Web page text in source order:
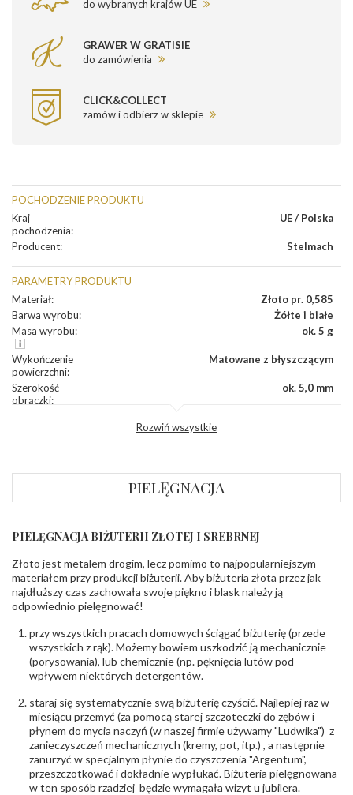
do wybranych krajów UE
GRAWER W GRATISIE
do zamówienia
CLICK&COLLECT
zamów i odbierz w sklepie
POCHODZENIE PRODUKTU
Kraj
pochodzenia:
UE / Polska
Producent: Stelmach
PARAMETRY PRODUKTU
Materiał:
Złoto pr. 0,585
Barwa wyrobu:
Żółte i białe
Masa wyrobu: ok. 5 g
Wykończenie
powierzchni:
Matowane z błyszczącym
Szerokość
obrączki:
ok. 5,0 mm
INNE PARAMETRY
Producent
odpowiedzialny:
PZ Stelmach Sp. z o.o. ul. Północna 22 45-805
Opole; NIP 7542889545; Tel. +48 77 54 90 100;
biuro@stelmach.pl
Bezpieczeństwo
ostrzeżenia:
Nie nadaje się dla dzieci w wieku poniżej 3 lat
zawierają nikiel
Rozwiń wszystkie
PIELĘGNACJA
PIELĘGNACJA BIŻUTERII ZŁOTEJ I SREBRNEJ
Złoto jest metalem drogim, lecz pomimo to najpopularniejszym
materiałem przy produkcji biżuterii. Aby biżuteria złota przez jak
najdłuższy czas zachowała swoje piękno i blask należy ją
odpowiednio pielęgnować!
przy wszystkich pracach domowych ściągać biżuterię (przede
wszystkich z rąk). Możemy bowiem uszkodzić ją mechanicznie
(porysowania), lub chemicznie (np. pęknięcia lutów pod
wpływem niektórych detergentów.
staraj się systematycznie swą biżuterię czyścić. Najlepiej raz w
miesiącu przemyć (za pomocą starej szczoteczki do zębów i
płynem do mycia naczyń (w naszej firmie używamy "Ludwika") z
zanieczyszczeń mechanicznych (kremy, pot, itp.) , a następnie
zanurzyć w specjalnym płynie do czyszczenia "Argentum",
przeszczotkować i dokładnie wypłukać. Biżuteria pielęgnowana
w ten sposób rzadziej będzie wymagała wizyt u jubilera.